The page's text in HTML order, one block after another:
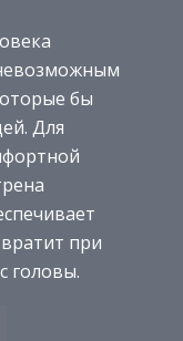
бы
Для
при
головы.